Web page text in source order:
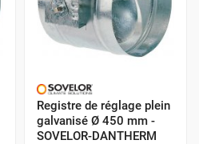
Registre de réglage plein
galvanisé Ø 450 mm -
SOVELOR-DANTHERM